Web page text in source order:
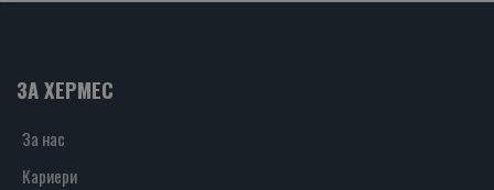
ЗА ХЕРМЕС
За нас
Кариери